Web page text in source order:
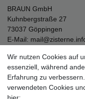
BRAUN GmbH
Kuhnbergstraße 27
73037 Göppingen
E-Mail:
Unternehmen
Datenschutzerklärung
Impressum
Wir nutzen Cookies auf
essenziell, während
Erfahrung zu
verwendeten Cookies